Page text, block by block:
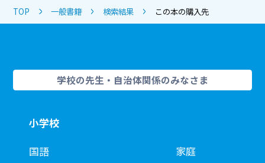
TOP 一般書籍 検索結果 この本の購入先
学校の先生・自治体関係のみなさま
小学校
国語
家庭